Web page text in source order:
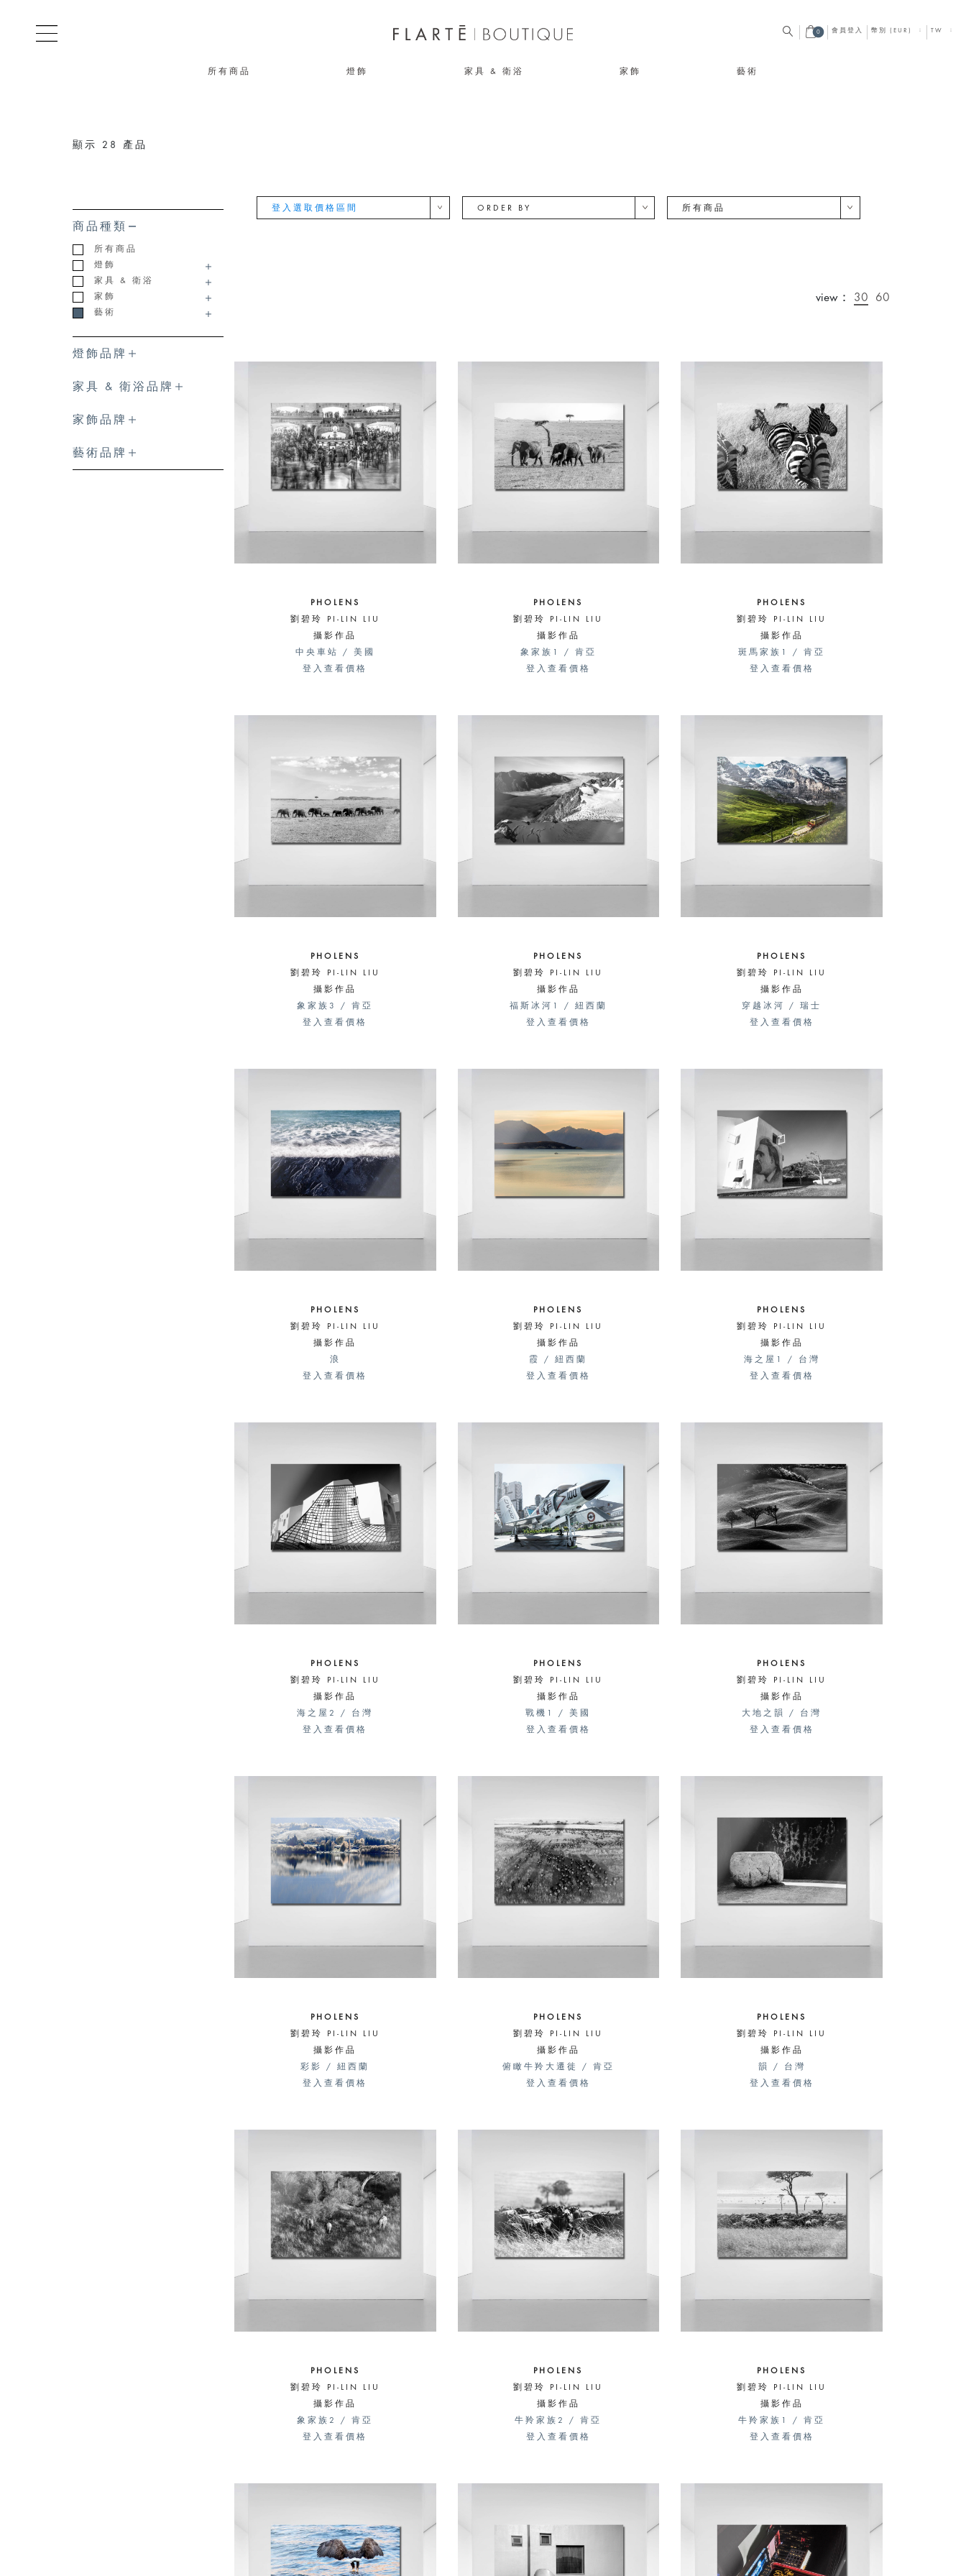
0 會員登入 幣別 (EUR) TW
所有商品 燈飾 家具 & 衛浴 家飾 藝術
顯示 28 產品
商品種類
所有商品
燈飾
家具 & 衛浴
家飾
藝術
燈飾品牌
家具 & 衛浴品牌
家飾品牌
藝術品牌
登入選取價格區間 ORDER BY 所有商品
view： 30 60
PHOLENS
劉碧玲 PI-LIN LIU
攝影作品
中央車站 / 美國
登入查看價格
PHOLENS
劉碧玲 PI-LIN LIU
攝影作品
象家族1 / 肯亞
登入查看價格
PHOLENS
劉碧玲 PI-LIN LIU
攝影作品
斑馬家族1 / 肯亞
登入查看價格
PHOLENS
劉碧玲 PI-LIN LIU
攝影作品
象家族3 / 肯亞
登入查看價格
PHOLENS
劉碧玲 PI-LIN LIU
攝影作品
福斯冰河1 / 紐西蘭
登入查看價格
PHOLENS
劉碧玲 PI-LIN LIU
攝影作品
穿越冰河 / 瑞士
登入查看價格
PHOLENS
劉碧玲 PI-LIN LIU
攝影作品
浪
登入查看價格
PHOLENS
劉碧玲 PI-LIN LIU
攝影作品
霞 / 紐西蘭
登入查看價格
PHOLENS
劉碧玲 PI-LIN LIU
攝影作品
海之屋1 / 台灣
登入查看價格
PHOLENS
劉碧玲 PI-LIN LIU
攝影作品
海之屋2 / 台灣
登入查看價格
PHOLENS
劉碧玲 PI-LIN LIU
攝影作品
戰機1 / 美國
登入查看價格
PHOLENS
劉碧玲 PI-LIN LIU
攝影作品
大地之韻 / 台灣
登入查看價格
PHOLENS
劉碧玲 PI-LIN LIU
攝影作品
彩影 / 紐西蘭
登入查看價格
PHOLENS
劉碧玲 PI-LIN LIU
攝影作品
俯瞰牛羚大遷徙 / 肯亞
登入查看價格
PHOLENS
劉碧玲 PI-LIN LIU
攝影作品
韻 / 台灣
登入查看價格
PHOLENS
劉碧玲 PI-LIN LIU
攝影作品
象家族2 / 肯亞
登入查看價格
PHOLENS
劉碧玲 PI-LIN LIU
攝影作品
牛羚家族2 / 肯亞
登入查看價格
PHOLENS
劉碧玲 PI-LIN LIU
攝影作品
牛羚家族1 / 肯亞
登入查看價格